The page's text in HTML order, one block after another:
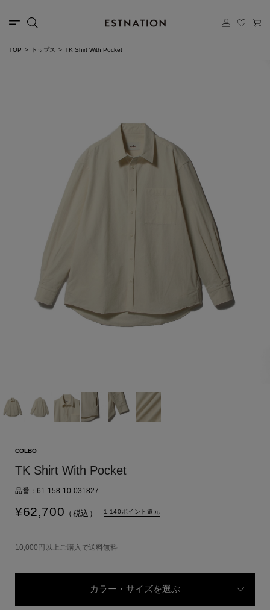
TOP トップス TK Shirt With Pocket
COLBO
TK Shirt With Pocket
品番：61-158-10-031827
¥62,700 （税込） 1,140ポイント還元
10,000円以上ご購入で送料無料
カラー・サイズを選ぶ